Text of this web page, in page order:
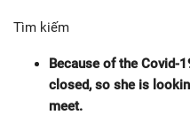
Tìm kiếm
Because of the Covid-
closed, so she is
meet.